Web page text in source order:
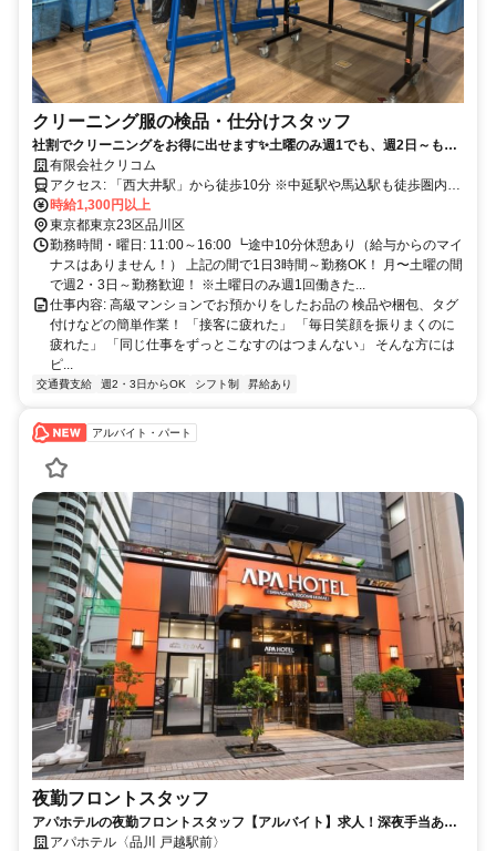
クリーニング服の検品・仕分けスタッフ
社割でクリーニングをお得に出せます✨土曜のみ週1でも、週2日～も
OK！接客なしの軽作業⭐️冷暖房完備！
有限会社クリコム
アクセス: 「西大井駅」から徒歩10分 ※中延駅や馬込駅も徒歩圏内で
す！ 自転車や徒歩通勤の方がほとんどです。自転車は駐輪場があり
ます。
時給1,300円以上
東京都東京23区品川区
勤務時間・曜日: 11:00～16:00 ┗途中10分休憩あり（給与からのマイ
ナスはありません！） 上記の間で1日3時間～勤務OK！ 月〜土曜の間
で週2・3日～勤務歓迎！ ※土曜日のみ週1回働きた...
仕事内容: 高級マンションでお預かりをしたお品の 検品や梱包、タグ
付けなどの簡単作業！ 「接客に疲れた」 「毎日笑顔を振りまくのに
疲れた」 「同じ仕事をずっとこなすのはつまんない」 そんな方には
ピ...
交通費支給 週2・3日からOK シフト制 昇給あり
アルバイト・パート
夜勤フロントスタッフ
アパホテルの夜勤フロントスタッフ【アルバイト】求人！深夜手当あり
の夜勤帯でしっかり稼げる
アパホテル〈品川 戸越駅前〉